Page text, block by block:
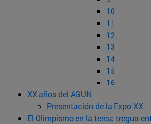
10
11
12
13
14
15
16
XX años del AGUN
Presentación de la Expo XX
El Olimpismo en la tensa tregua